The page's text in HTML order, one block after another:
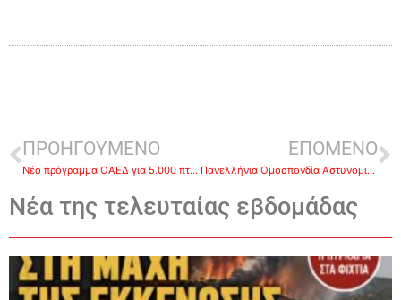
ΠΡΟΗΓΟΥΜΕΝΟ
Νέο πρόγραμμα ΟΑΕΔ για 5.000 πτυχιούχους σε κλάδους Έξυπνης Εξειδίκευσης
ΕΠΟΜΕΝΟ
Πανελλήνια Ομοσπονδία Αστυνομικών Υπαλλήλων προς Kυβέρνηση: «Λογικευτείτε»
Νέα της τελευταίας εβδομάδας